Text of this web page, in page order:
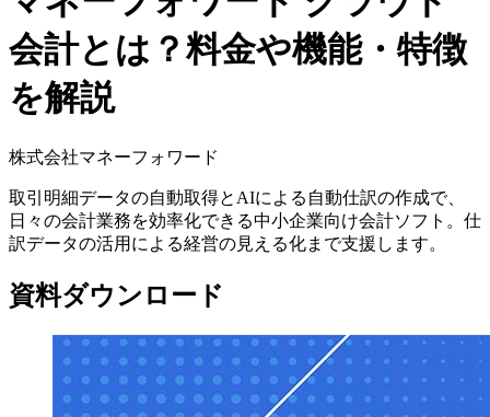
会計とは？料金や機能・特徴
を解説
株式会社マネーフォワード
取引明細データの自動取得とAIによる自動仕訳の作成で、
日々の会計業務を効率化できる中小企業向け会計ソフト。仕
訳データの活用による経営の見える化まで支援します。
資料ダウンロード